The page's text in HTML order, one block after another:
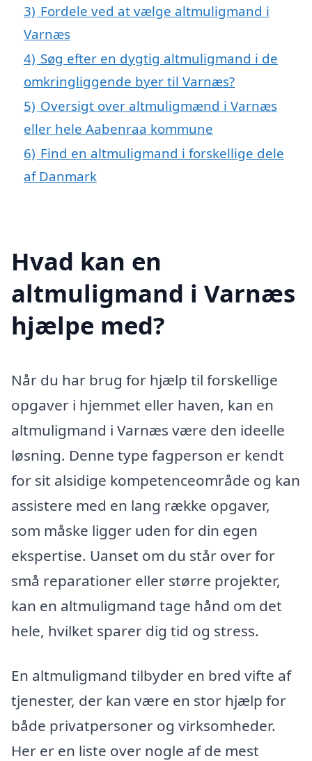
3) Fordele ved at vælge altmuligmand i
Varnæs
4) Søg efter en dygtig altmuligmand i de
omkringliggende byer til Varnæs?
5) Oversigt over altmuligmænd i Varnæs
eller hele Aabenraa kommune
6) Find en altmuligmand i forskellige dele
af Danmark
Hvad kan en
altmuligmand i Varnæs
hjælpe med?
Når du har brug for hjælp til forskellige
opgaver i hjemmet eller haven, kan en
altmuligmand i Varnæs være den ideelle
løsning. Denne type fagperson er kendt
for sit alsidige kompetenceområde og kan
assistere med en lang række opgaver,
som måske ligger uden for din egen
ekspertise. Uanset om du står over for
små reparationer eller større projekter,
kan en altmuligmand tage hånd om det
hele, hvilket sparer dig tid og stress.
En altmuligmand tilbyder en bred vifte af
tjenester, der kan være en stor hjælp for
både privatpersoner og virksomheder.
Her er en liste over nogle af de mest